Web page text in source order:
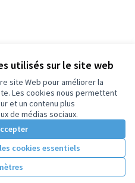
utilisés sur le site web
site Web pour améliorer la
Les cookies nous permettent
et un contenu plus
de médias sociaux.
cookies essentiels